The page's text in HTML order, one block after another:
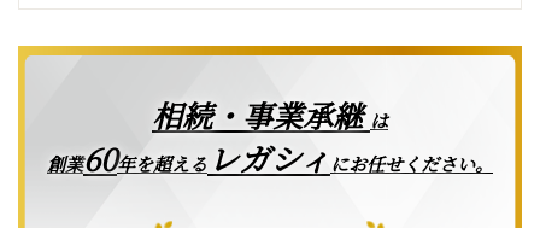
相続・事業承継は
創業60年を超える レガシィ にお任せください。